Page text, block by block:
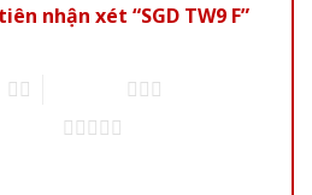
nhận xét “SGD TW9 F”